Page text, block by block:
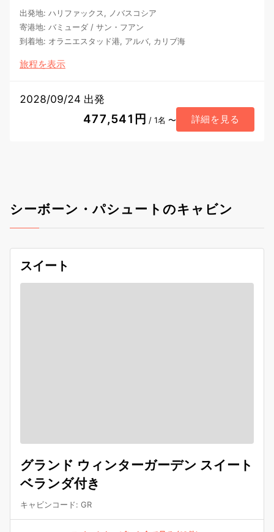
出発地: ハリファックス, ノバスコシア
寄港地: バミューダ / サン・フアン
到着地: オラニエスタッド港, アルバ, カリブ海
旅程を表示
2028/09/24 出発
477,541円 / 1名 〜 詳細を見る
シーボーン・パシュートのキャビン
スイート
グランド ウィンターガーデン スイート
ベランダ付き
キャビンコード: GR